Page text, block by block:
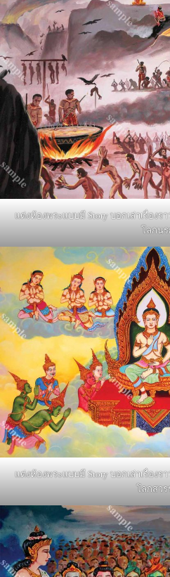
แต่งห้องพระแบบมี Story บอกเล่าเรื่องร
โลกน
แต่งห้องพระแบบมี Story บอกเล่าเรื่องร
โลกสวร